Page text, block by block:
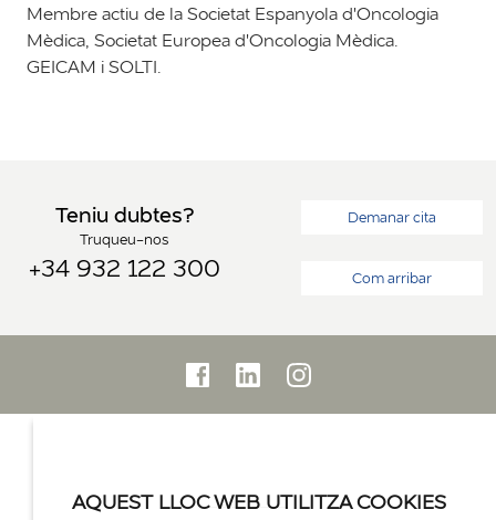
Membre actiu de la Societat Espanyola d'Oncologia
Mèdica, Societat Europea d'Oncologia Mèdica.
GEICAM i SOLTI.
Teniu dubtes?
Truqueu-nos
+34 932 122 300
Demanar cita
Com arribar
AQUEST LLOC WEB UTILITZA COOKIES